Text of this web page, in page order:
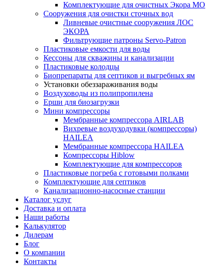
Комплектующие для очистных Экора МО
Сооружения для очистки сточных вод
Ливневые очистные сооружения ЛОС
ЭКОРА
Фильтрующие патроны Servo-Patron
Пластиковые емкости для воды
Кессоны для скважины и канализации
Пластиковые колодцы
Биопрепараты для септиков и выгребных ям
Установки обеззараживания воды
Воздуховоды из полипропилена
Ерши для биозагрузки
Мини компрессоры
Мембранные компрессора AIRLAB
Вихревые воздуходувки (компрессоры)
HAILEA
Мембранные компрессора HAILEA
Компрессоры Hiblow
Комплектующие для компрессоров
Пластиковые погреба с готовыми полками
Комплектующие для септиков
Канализационно-насосные станции
Каталог услуг
Доставка и оплата
Наши работы
Калькулятор
Дилерам
Блог
О компании
Контакты